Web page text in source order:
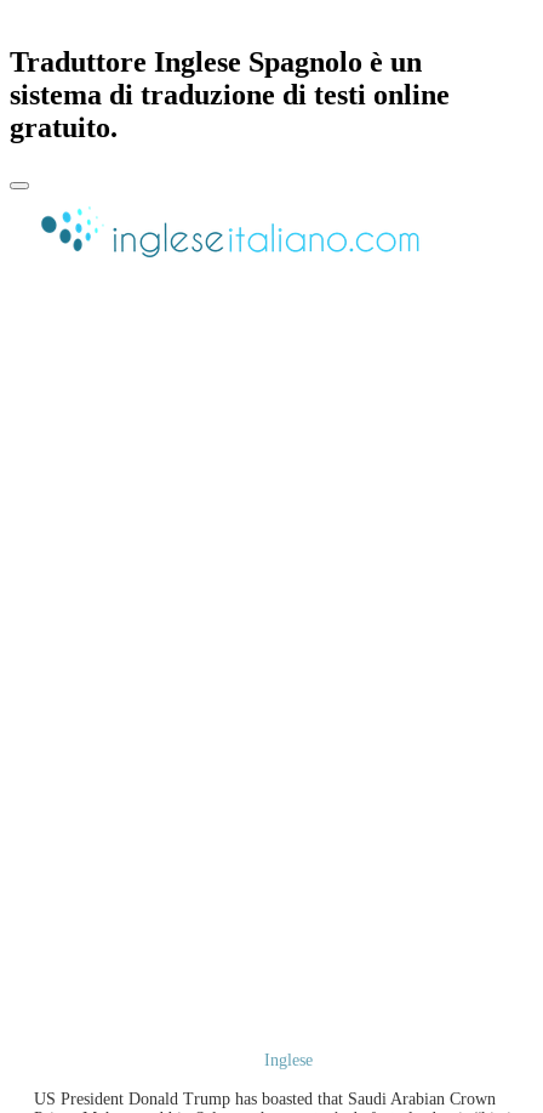
Traduttore Inglese Spagnolo è un
sistema di traduzione di testi online
gratuito.
Inglese
US President Donald Trump has boasted that Saudi Arabian Crown